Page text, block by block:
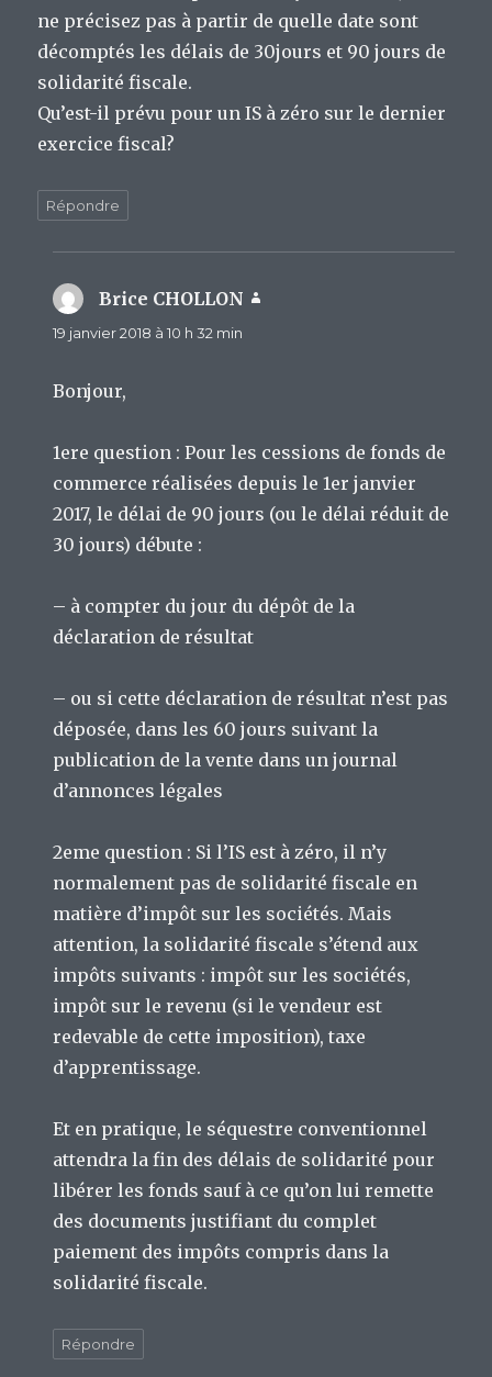
ne précisez pas à partir de quelle date sont
décomptés les délais de 30jours et 90 jours de
solidarité fiscale.
Qu’est-il prévu pour un IS à zéro sur le dernier
exercice fiscal?
Répondre
Brice CHOLLON
19 janvier 2018 à 10 h 32 min
Bonjour,
1ere question : Pour les cessions de fonds de
commerce réalisées depuis le 1er janvier
2017, le délai de 90 jours (ou le délai réduit de
30 jours) débute :
– à compter du jour du dépôt de la
déclaration de résultat
– ou si cette déclaration de résultat n’est pas
déposée, dans les 60 jours suivant la
publication de la vente dans un journal
d’annonces légales
2eme question : Si l’IS est à zéro, il n’y
normalement pas de solidarité fiscale en
matière d’impôt sur les sociétés. Mais
attention, la solidarité fiscale s’étend aux
impôts suivants : impôt sur les sociétés,
impôt sur le revenu (si le vendeur est
redevable de cette imposition), taxe
d’apprentissage.
Et en pratique, le séquestre conventionnel
attendra la fin des délais de solidarité pour
libérer les fonds sauf à ce qu’on lui remette
des documents justifiant du complet
paiement des impôts compris dans la
solidarité fiscale.
Répondre